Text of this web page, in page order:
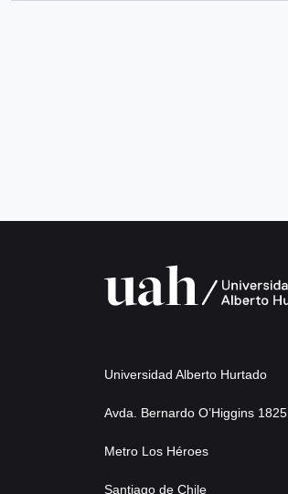
Universidad Alberto Hurtado
Avda. Bernardo O’Higgins 1825
Metro Los Héroes
Santiago de Chile